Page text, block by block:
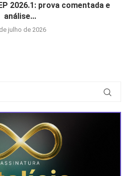
2026.1: prova comentada e
análise...
julho de 2026